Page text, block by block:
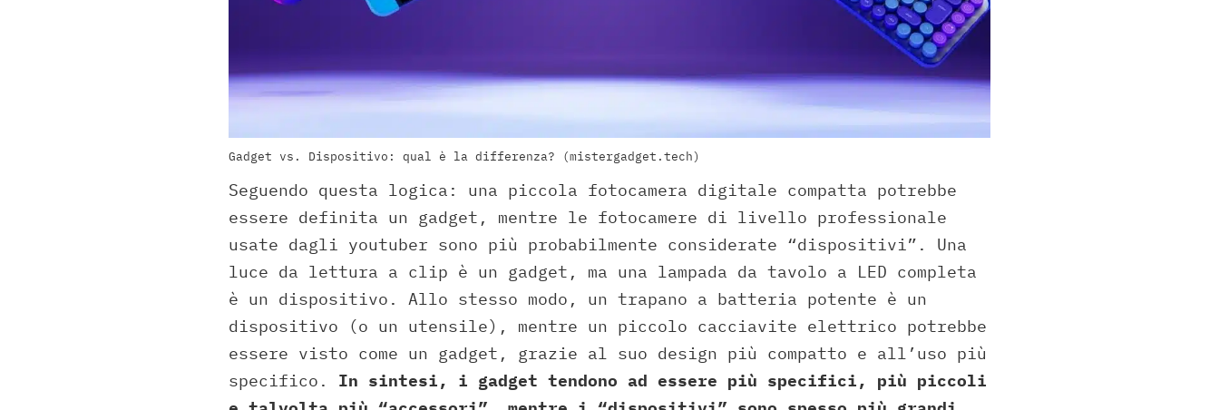
Gadget vs. Dispositivo: qual è la differenza? (mistergadget.tech)
Seguendo questa logica: una piccola fotocamera digitale compatta potrebbe
essere definita un gadget, mentre le fotocamere di livello professionale
usate dagli youtuber sono più probabilmente considerate “dispositivi”. Una
luce da lettura a clip è un gadget, ma una lampada da tavolo a LED completa
è un dispositivo. Allo stesso modo, un trapano a batteria potente è un
dispositivo (o un utensile), mentre un piccolo cacciavite elettrico potrebbe
essere visto come un gadget, grazie al suo design più compatto e all’uso più
specifico. In sintesi, i gadget tendono ad essere più specifici, più piccoli